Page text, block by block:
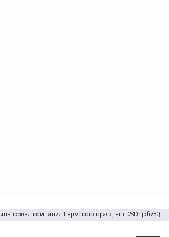
компания Пермского края», erid:2SDnjcfi73Q